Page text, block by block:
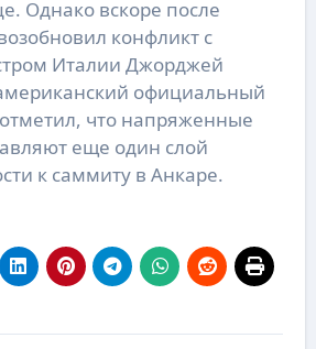
Однако вскоре после
конфликт с
Италии Джорджей
официальный
что напряженные
еще один слой
к саммиту в Анкаре.